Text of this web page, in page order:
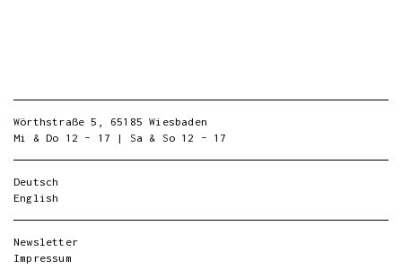
Wörthstraße 5, 65185 Wiesbaden
Mi & Do 12 – 17 | Sa & So 12 – 17
Deutsch
English
Newsletter
Impressum